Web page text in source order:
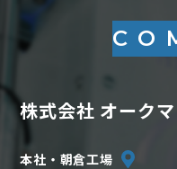
株式会社 オークマ
本社・朝倉工場